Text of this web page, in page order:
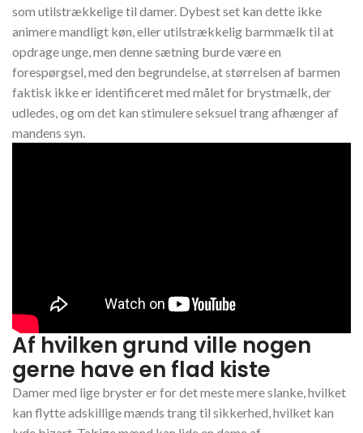
som utilstrækkelige til damer. Dybest set kan dette ikke
animere mandligt køn, eller utilstrækkelig barmmælk til at
opdrage unge, men denne sætning burde være en
forespørgsel, med den begrundelse, at størrelsen af barmen
faktisk ikke er identificeret med målet for brystmælk, der
udledes, og om det kan stimulere seksuel trang afhænger af
mandens syn.
Af hvilken grund ville nogen
gerne have en flad kiste
Damer med lige bryster er for det meste mere slanke, hvilket
kan flytte adskillige mænds trang til sikkerhed, hvilket kan